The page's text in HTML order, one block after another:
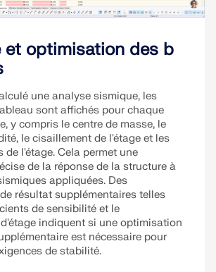
et optimisation des b
une analyse sismique, les
sont affichés pour chaque
y compris le centre de masse, le
le cisaillement de l'étage et les
de l'étage. Cela permet une
de la réponse de la structure à
appliquées. Des
résultat supplémentaires telles
de sensibilité et le
indiquent si une optimisation
est nécessaire pour
de stabilité.